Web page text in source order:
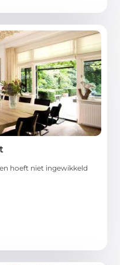
hoeft niet ingewikkeld